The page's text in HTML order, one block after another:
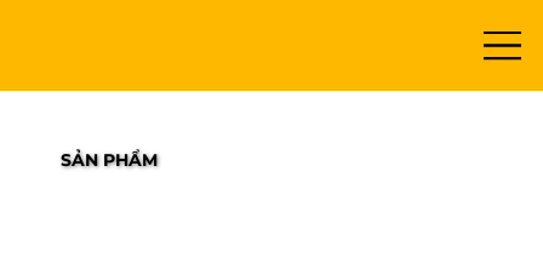
SẢN PHẨM